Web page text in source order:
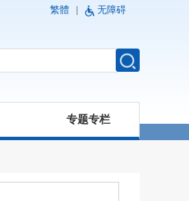
繁體 无障碍
专题专栏